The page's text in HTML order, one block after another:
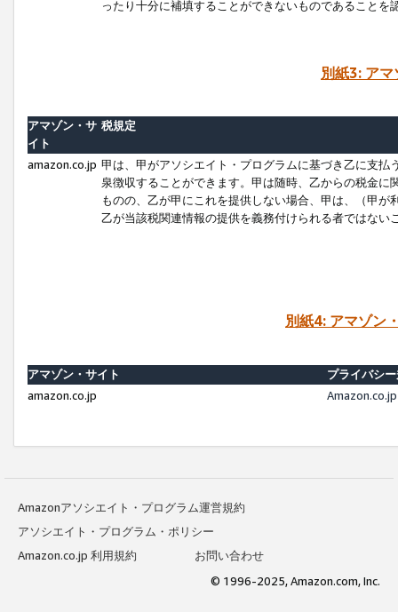
ったり十分に補填することができないものであることを
別紙3: ア
アマゾン・サ
イト
税規定
amazon.co.jp 甲は、甲がアソシエイト・プログラムに基づき乙に支
泉徴収することができます。甲は随時、乙からの税金
ものの、乙が甲にこれを提供しない場合、甲は、（甲
乙が当該税関連情報の提供を義務付けられる者ではな
別紙4: アマゾン
アマゾン・サイト
プライバシ
amazon.co.jp
Amazonアソシエイト・プログラム運営規約
アソシエイト・プログラム・ポリシー
Amazon.co.jp 利用規約
お問い合わせ
© 1996-2025, Amazon.com, Inc.